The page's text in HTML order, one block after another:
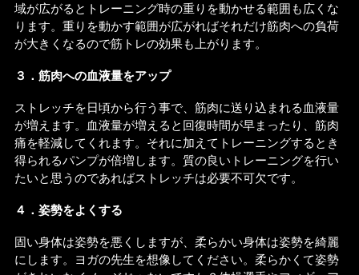
域が広がるとトレーニング時の重りを動かせる範囲も広くな
ります。重りを動かす範囲が広がればそれだけ筋肉への負荷
が大きくなるので筋トレの効果も上がります。
３．筋肉への血液量をアップ
ストレッチを日頃から行う事で、筋肉に送り込まれる血液量
が増えます。血液量が増えると回復時間が早まったり、筋肉
痛を軽減してくれます。それに加えてトレーニングするとき
得られるパンプが倍増します。質の良いトレーニングを行い
たいと思うのであればストレッチは必要不可欠です。
４．姿勢をよくする
固い身体は姿勢を悪くしますが、柔らかい身体は姿勢を綺麗
にします。ヨガの先生を想像してください。柔らかくて姿勢